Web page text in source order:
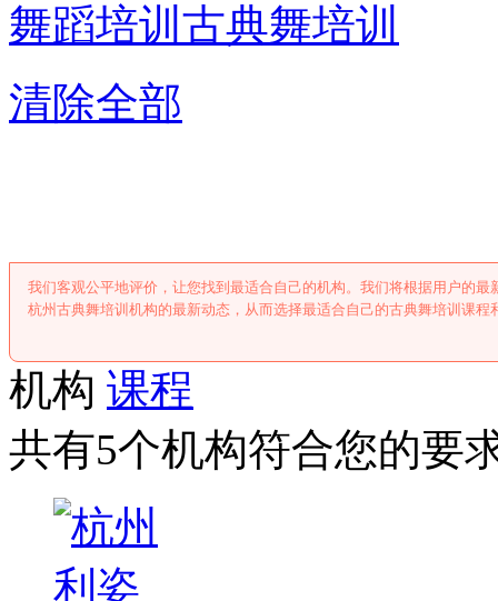
舞蹈培训 古典舞培训
清除全部
我们客观公平地评价，让您找到最适合自己的机构。我们将根据用户的
杭州古典舞培训机构的最新动态，从而选择最适合自己的古典舞培训课程
机构 课程
共有5个机构符合您的要